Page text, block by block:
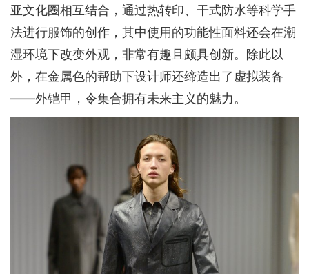
亚文化圈相互结合，通过热转印、干式防水等科学手
法进行服饰的创作，其中使用的功能性面料还会在潮
湿环境下改变外观，非常有趣且颇具创新。除此以
外，在金属色的帮助下设计师还缔造出了虚拟装备
——外铠甲，令集合拥有未来主义的魅力。